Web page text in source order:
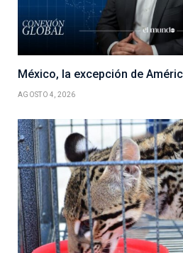
México, la excepción de
AGOSTO 4, 2026